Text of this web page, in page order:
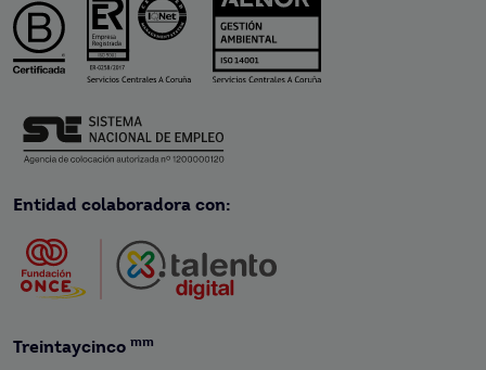
Entidad colaboradora con:
Treintaycinco mm